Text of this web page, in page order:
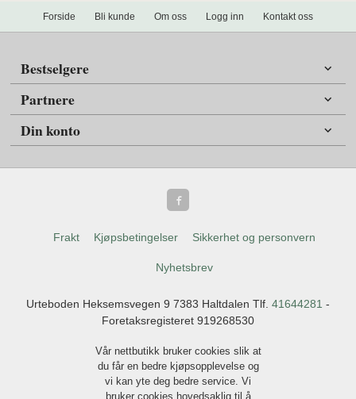
Forside Bli kunde Om oss Logg inn Kontakt oss
Bestselgere
Partnere
Din konto
Frakt Kjøpsbetingelser Sikkerhet og personvern
Nyhetsbrev
Urteboden Heksemsvegen 9 7383 Haltdalen Tlf. 41644281 -
Foretaksregisteret 919268530
Vår nettbutikk bruker cookies slik at
du får en bedre kjøpsopplevelse og
vi kan yte deg bedre service. Vi
bruker cookies hovedsaklig til å